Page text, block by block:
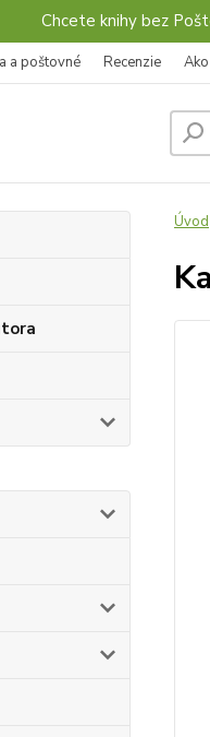
Chcete knihy bez
a poštovné Recenzie
Úvod